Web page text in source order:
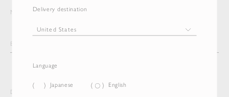
Delivery destination
Language
Japanese English
Newsletter
Delivery destination and Language